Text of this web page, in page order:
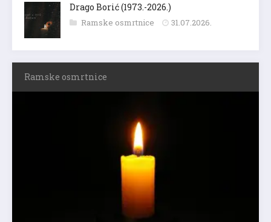
Drago Borić (1973.-2026.)
Ramske osmrtnice 31.07.2026.
Ramske osmrtnice